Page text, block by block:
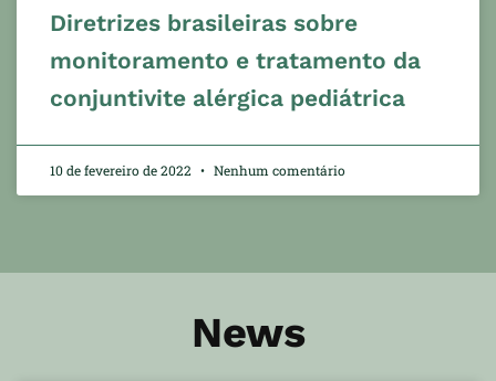
Diretrizes brasileiras sobre
monitoramento e tratamento da
conjuntivite alérgica pediátrica
10 de fevereiro de 2022 Nenhum comentário
News